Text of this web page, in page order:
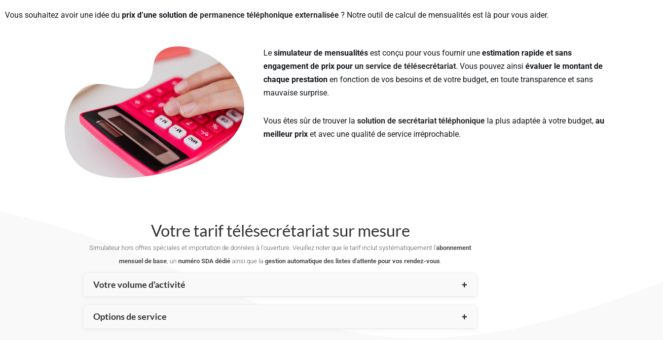
Vous souhaitez avoir une idée du prix d’une solution de permanence téléphonique externalisée ? Notre outil de calcul de mensualités est là pour vous aider.
Lesimulateur de mensualitésest conçu pour vous fournir une estimation rapide et sans
engagement de prix pour un service de télésecrétariat. Vous pouvez ainsi évaluer le montant de
chaque prestationen fonction de vos besoins et de votre budget, en toute transparence et sans
mauvaise surprise.
Vous êtes sûr de trouver la solution de secrétariat téléphoniquela plus adaptée à votre budget, au
meilleur prixet avec une qualité de service irréprochable.
Votre tarif télésecrétariat sur mesure
Simulateur hors offres spéciales et importation de données à l'ouverture. Veuillez noter que le tarif inclut systématiquement l'abonnement
mensuel de base, unnuméro SDA dédié ainsi que lagestion automatique des listes d'attente pour vos rendez-vous.
Votre volume d'activité +
Options de service +